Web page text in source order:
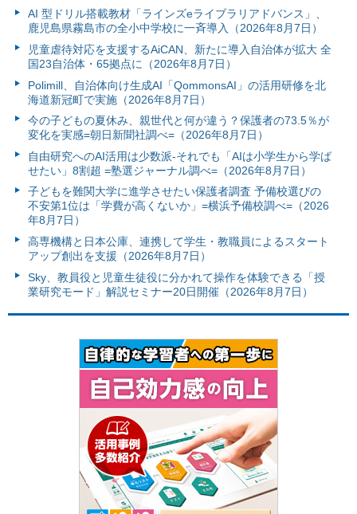
AI 型ドリル搭載教材「ラインズeライブラリアドバンス」、
鹿児島県霧島市の全小中学校に一斉導入（2026年8月7日）
児童虐待対応を支援するAiCAN、新たに導入自治体が拡大 全
国23自治体・65拠点に（2026年8月7日）
Polimill、自治体向け生成AI「QommonsAI」の活用研修を北
海道新冠町で実施（2026年8月7日）
今の子どもの夏休み、親世代と何が違う？保護者の73.5％が
変化を実感=朝日新聞社調べ=（2026年8月7日）
自由研究へのAI活用は少数派-それでも「AIは小学生から学ば
せたい」8割超 =塾選ジャーナル調べ=（2026年8月7日）
子どもを難関大学に進学させたい保護者調査 予備校選びの
不安第1位は「学費が高くないか」=横浜予備校調べ=（2026
年8月7日）
高専機構と日本公庫、連携して学生・教職員によるスタート
アップ創出を支援（2026年8月7日）
Sky、教員役と児童生徒役に分かれて操作を体験できる「授
業研究モード」解説セミナー20日開催（2026年8月7日）